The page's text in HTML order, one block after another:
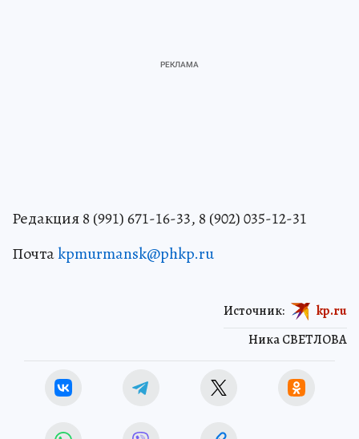
Редакция 8 (991) 671-16-33, 8 (902) 035-12-31
Почтаkpmurmansk@phkp.ru
Ника СВЕТЛОВА
Источник: kp.ru